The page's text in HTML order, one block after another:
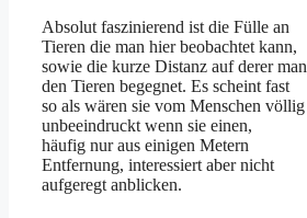
Absolut faszinierend ist die Fülle an
Tieren die man hier beobachtet kann,
sowie die kurze Distanz auf derer man
den Tieren begegnet. Es scheint fast
so als wären sie vom Menschen völlig
unbeeindruckt wenn sie einen,
häufig nur aus einigen Metern
Entfernung, interessiert aber nicht
aufgeregt anblicken.